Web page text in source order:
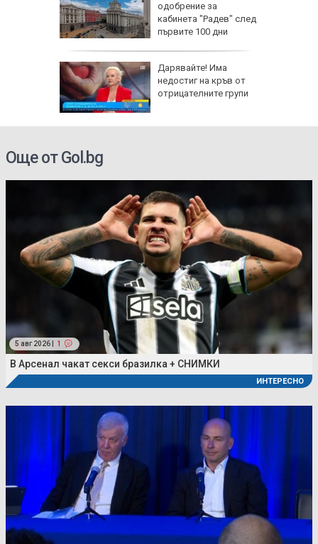
одобрение за
кабинета "Радев" след
първите 100 дни
Дарявайте! Има
недостиг на кръв от
отрицателните групи
Още от Gol.bg
5 авг 2026 | 1
В Арсенал чакат секси бразилка + СНИМКИ
ИНТЕРЕСНО